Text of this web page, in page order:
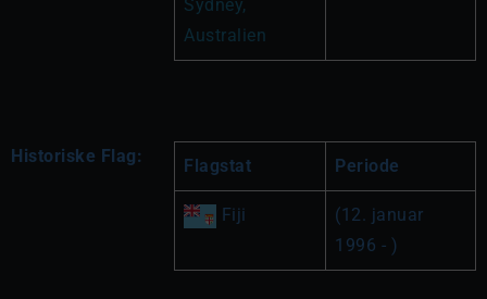
Sydney,
Australien
Historiske Flag: Flagstat Periode
Fiji
(12. januar
1996 - )